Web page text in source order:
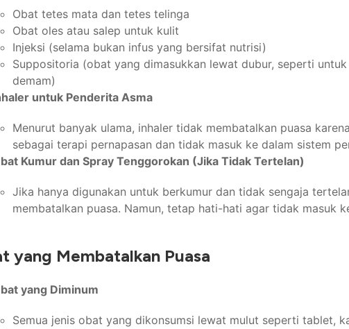
Obat tetes mata dan tetes telinga
Obat oles atau salep untuk kulit
Injeksi (selama bukan infus yang bersifat nutrisi)
Suppositoria (obat yang dimasukkan lewat dubur, seperti
demam)
untuk Penderita Asma
Menurut banyak ulama, inhaler tidak membatalkan puasa
sebagai terapi pernapasan dan tidak masuk ke dalam sistem
Kumur dan Spray Tenggorokan (Jika Tidak Tertelan)
Jika hanya digunakan untuk berkumur dan tidak sengaja
membatalkan puasa. Namun, tetap hati-hati agar tidak masuk
yang Membatalkan Puasa
yang Diminum
Semua jenis obat yang dikonsumsi lewat mulut seperti tablet,